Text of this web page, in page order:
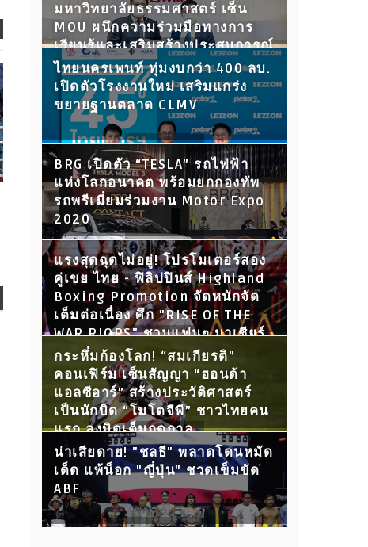
มหาวิทยาลัยธรรมศาสตร์ เซ็น
MOU ผนึกความร่วมมือทางการ
เรียนรู้และเสริมสร้างประสบการณ์
ให้นักศึกษา พร้อมเปิดประตูสู่โลก
การทำงานในอนาคต
ไทยนครเพนท์ ทุ่มงบกว่า 400 ลบ.
เปิดตัวโรงงานใหม่ เสริมแกร่ง
ขยายฐานตลาด CLMV
BRG เปิดตัว “TESLA” รถไฟฟ้า
แห่งโลกอนาคต พร้อมยกกองทัพ
รถพรีเมี่ยมร่วมงาน Motor Expo
2020
แรงสุดฉุดไม่อยู่! โปรโมเตอร์สอง
คู่เขย ไทย - ฟิลิปปินส์ Highland
Boxing Promotion จัดหนักจัด
เต็มต่อเนื่อง ศึก "RISE OF THE
WAR RIORS" ชวนแฟนๆ มาเชียร์
กับ 15 คู่ขุนพลนักสู้ ห้ามพลาด!
กระหึ่มก้องโลก! “สมเกียรติ”
คอนเฟิร์ม เซ็นสัญญา “ฮอนด้า
แอลซีอาร์” สร้างประวัติศาสตร์
เป็นนักบิด “โมโตจีพี” ชาวไทยคน
แรก ลงบิดเต็มฤดูกาล
น่าเสียดาย! "ชลธี" พลาดโดนหมัด
เด็ด แพ้น็อก "ญี่ปุ่น" ชวดเข็มขัด
ABF